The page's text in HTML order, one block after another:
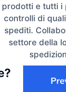
prodotti e tutti i
controlli di
spediti.
settore della